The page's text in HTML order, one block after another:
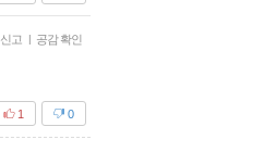
신고 | 공감 확인
0
1